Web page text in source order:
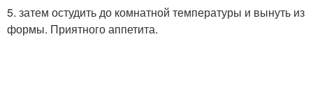
5. затем остудить до комнатной температуры и вынуть из
формы. Приятного аппетита.